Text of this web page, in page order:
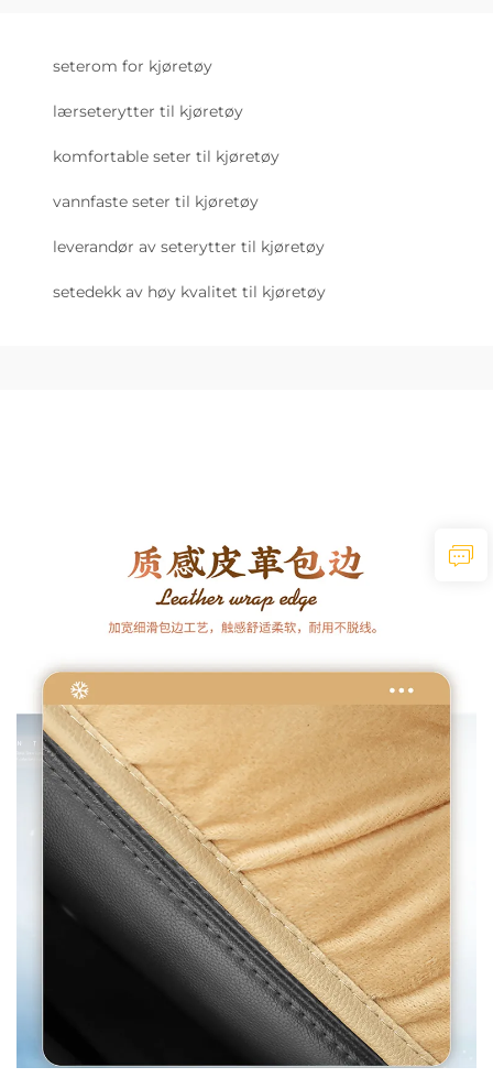
seterom for kjøretøy
lærseterytter til kjøretøy
komfortable seter til kjøretøy
vannfaste seter til kjøretøy
leverandør av seterytter til kjøretøy
setedekk av høy kvalitet til kjøretøy